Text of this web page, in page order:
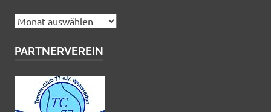
Archiv
PARTNERVEREIN